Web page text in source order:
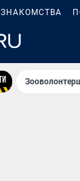
ЗНАКОМСТВА